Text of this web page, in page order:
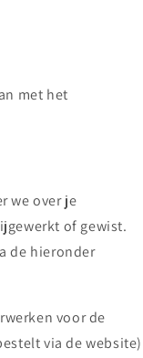
met het
we over je
of gewist.
de hieronder
voor de
via de website)